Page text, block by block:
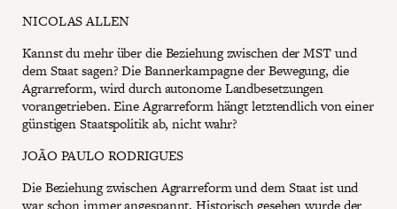
NICOLAS ALLEN
Kannst du mehr über die Beziehung zwischen der MST und
dem Staat sagen? Die Bannerkampagne der Bewegung, die
Agrarreform, wird durch autonome Landbesetzungen
vorangetrieben. Eine Agrarreform hängt letztendlich von einer
günstigen Staatspolitik ab, nicht wahr?
JOÃO PAULO RODRIGUES
Die Beziehung zwischen Agrarreform und dem Staat ist und
war schon immer angespannt. Historisch gesehen wurde der